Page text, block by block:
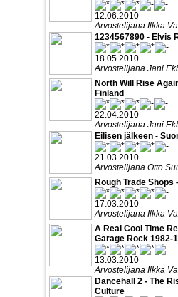
12.06.2010
Arvostelijana Ilkka
1234567890 - Elvis
18.05.2010
Arvostelijana Jani
North Will Rise
Finland
22.04.2010
Arvostelijana Jani
Eilisen jälkeen -
21.03.2010
Arvostelijana Otto
Rough Trade Shops
17.03.2010
Arvostelijana Ilkka
A Real Cool Time
Garage Rock 1982-
13.03.2010
Arvostelijana Ilkka
Dancehall 2 - The
Culture